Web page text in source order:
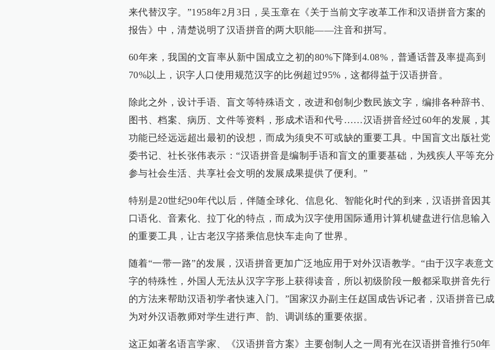
来代替汉字。”1958年2月3日，吴玉章在《关于当前文字改革工作和汉语拼音方案的
报告》中，清楚说明了汉语拼音的两大职能——注音和拼写。
60年来，我国的文盲率从新中国成立之初的80%下降到4.08%，普通话普及率提高到
70%以上，识字人口使用规范汉字的比例超过95%，这都得益于汉语拼音。
除此之外，设计手语、盲文等特殊语文，改进和创制少数民族文字，编排各种辞书、
图书、档案、病历、文件等资料，形成术语和代号……汉语拼音经过60年的发展，其
功能已经远远超出最初的设想，而成为须臾不可或缺的重要工具。中国盲文出版社党
委书记、社长张伟表示：“汉语拼音是编制手语和盲文的重要基础，为残疾人平等充分
参与社会生活、共享社会文明的发展成果提供了便利。”
特别是20世纪90年代以后，伴随全球化、信息化、智能化时代的到来，汉语拼音因其
口语化、音素化、拉丁化的特点，而成为汉字使用国际通用计算机键盘进行信息输入
的重要工具，让古老汉字搭乘信息快车走向了世界。
随着“一带一路”的发展，汉语拼音更加广泛地应用于对外汉语教学。“由于汉字表意文
字的特殊性，外国人无法从汉字字形上获得读音，所以初级阶段一般都采取拼音先行
的方法来帮助汉语初学者快速入门。”国家汉办副主任赵国成告诉记者，汉语拼音已成
为对外汉语教师对学生进行声、韵、调训练的重要依据。
这正如著名语言学家、《汉语拼音方案》主要创制人之一周有光在汉语拼音推行50年